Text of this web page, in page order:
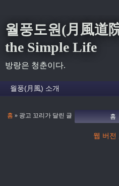
월풍도원(月風道
the Simple Life
방랑은 청춘이다.
홈 » 광고 꼬리가 달린 글 홈
웹 버전